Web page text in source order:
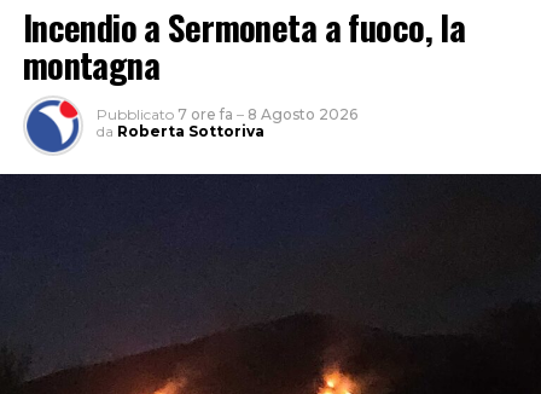
Incendio a Sermoneta a fuoco, la
montagna
Pubblicato 7 ore fa – 8 Agosto 2026
da Roberta Sottoriva